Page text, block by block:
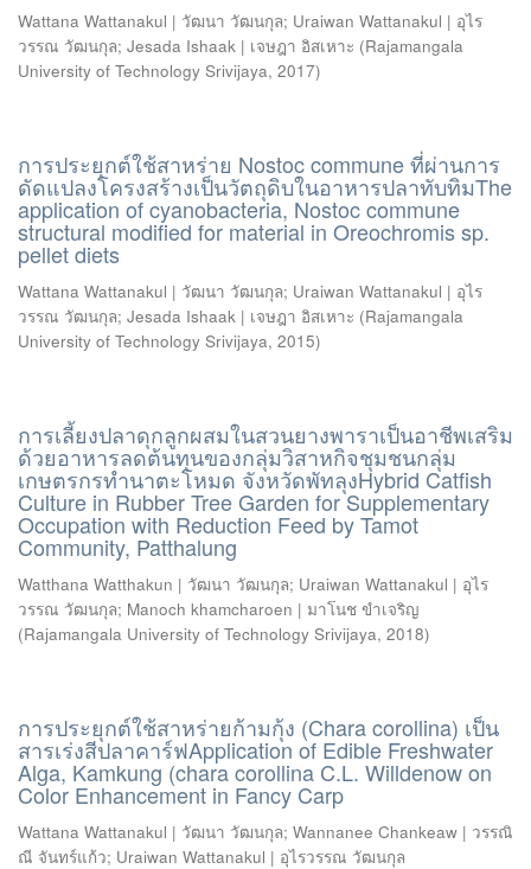
Wattana Wattanakul | วัฒนา วัฒนกุล; Uraiwan Wattanakul | อุไร
วรรณ วัฒนกุล; Jesada Ishaak | เจษฎา อิสเหาะ (Rajamangala
University of Technology Srivijaya, 2017)
การประยุกต์ใช้สาหร่าย Nostoc commune ที่ผ่านการ
ดัดแปลงโครงสร้างเป็นวัตถุดิบในอาหารปลาทับทิมThe
application of cyanobacteria, Nostoc commune
structural modified for material in Oreochromis sp.
pellet diets
Wattana Wattanakul | วัฒนา วัฒนกุล; Uraiwan Wattanakul | อุไร
วรรณ วัฒนกุล; Jesada Ishaak | เจษฎา อิสเหาะ (Rajamangala
University of Technology Srivijaya, 2015)
การเลี้ยงปลาดุกลูกผสมในสวนยางพาราเป็นอาชีพเสริม
ด้วยอาหารลดต้นทุนของกลุ่มวิสาหกิจชุมชนกลุ่ม
เกษตรกรทำนาตะโหมด จังหวัดพัทลุงHybrid Catfish
Culture in Rubber Tree Garden for Supplementary
Occupation with Reduction Feed by Tamot
Community, Patthalung
Watthana Watthakun | วัฒนา วัฒนกุล; Uraiwan Wattanakul | อุไร
วรรณ วัฒนกุล; Manoch khamcharoen | มาโนช ขำเจริญ
(Rajamangala University of Technology Srivijaya, 2018)
การประยุกต์ใช้สาหร่ายก้ามกุ้ง (Chara corollina) เป็น
สารเร่งสีปลาคาร์ฟApplication of Edible Freshwater
Alga, Kamkung (chara corollina C.L. Willdenow on
Color Enhancement in Fancy Carp
Wattana Wattanakul | วัฒนา วัฒนกุล; Wannanee Chankeaw | วรรณิ
ณี จันทร์แก้ว; Uraiwan Wattanakul | อุไรวรรณ วัฒนกุล